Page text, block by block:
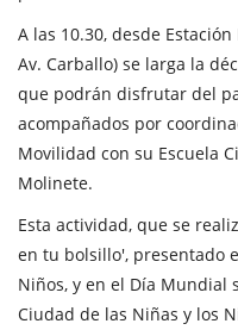
A las 10.30, desde
Av. Carballo) se larga la
que podrán disfrutar del
acompañados por
Movilidad con su Escuela
Molinete.
Esta actividad, que se
en tu bolsillo', presentado
Niños, y en el Día Mundial
Ciudad de las Niñas y los